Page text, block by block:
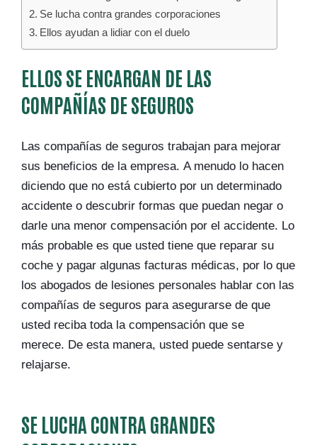
Se lucha contra grandes corporaciones
Ellos ayudan a lidiar con el duelo
ELLOS SE ENCARGAN DE LAS
COMPAÑÍAS DE SEGUROS
Las compañías de seguros trabajan para mejorar
sus beneficios de la empresa. A menudo lo hacen
diciendo que no está cubierto por un determinado
accidente o descubrir formas que puedan negar o
darle una menor compensación por el accidente. Lo
más probable es que usted tiene que reparar su
coche y pagar algunas facturas médicas, por lo que
los abogados de lesiones personales hablar con las
compañías de seguros para asegurarse de que
usted reciba toda la compensación que se
merece. De esta manera, usted puede sentarse y
relajarse.
SE LUCHA CONTRA GRANDES